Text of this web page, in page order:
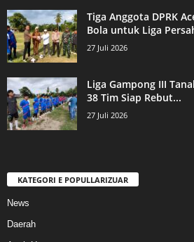
Tiga Anggota DPRK
Bola untuk Liga
27 Juli 2026
Liga Gampong III
38 Tim Siap Rebut...
27 Juli 2026
KATEGORI E POPULLARIZUAR
News
Daerah